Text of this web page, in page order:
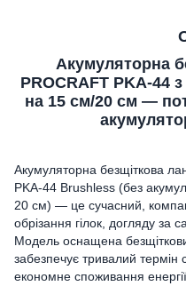
Акумуляторна
PROCRAFT PKA-44
на 15 см/20 см —
Акумуляторна безщіткова
PKA-44 Brushless (без
20 см) — це сучасний,
обрізання гілок, догляду за
Модель оснащена
забезпечує тривалий термін
економне споживання енергії.